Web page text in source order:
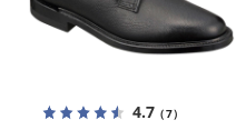
4.7（7）